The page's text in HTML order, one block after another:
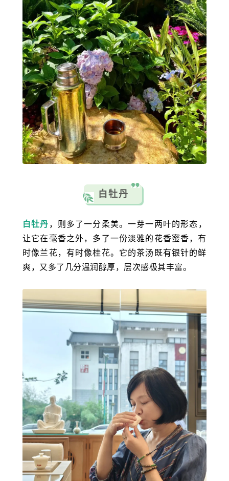
白牡丹
白牡丹 ，则多了一分柔美。一芽一两叶的形态，
让它在毫香之外，多了一份淡雅的花香蜜香，有
时像兰花，有时像桂花。它的茶汤既有银针的鲜
爽，又多了几分温润醇厚，层次感极其丰富。